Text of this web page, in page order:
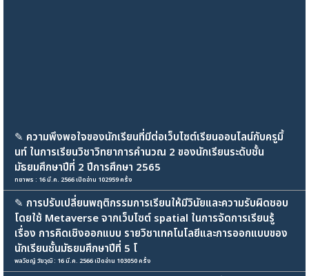
✎ ความพึงพอใจของนักเรียนที่มีต่อเว็บไซต์เรียนออนไลน์กับครูมิ้
นท์ ในการเรียนวิชาวิทยาการคำนวณ 2 ของนักเรียนระดับชั้น
มัธยมศึกษาปีที่ 2 ปีการศึกษา 2565
ทยาพร : 16 มี.ค. 2566 เปิดอ่าน 102959 ครั้ง
✎ การปรับเปลี่ยนพฤติกรรมการเรียนให้มีวินัยและความรับผิดชอบ
โดยใช้ Metaverse จากเว็บไซต์ spatial ในการจัดการเรียนรู้
เรื่อง การคิดเชิงออกแบบ รายวิชาเทคโนโลยีและการออกแบบของ
นักเรียนชั้นมัธยมศึกษาปีที่ 5 โ
พลวิชญ์ วัยวุฒิ : 16 มี.ค. 2566 เปิดอ่าน 103050 ครั้ง